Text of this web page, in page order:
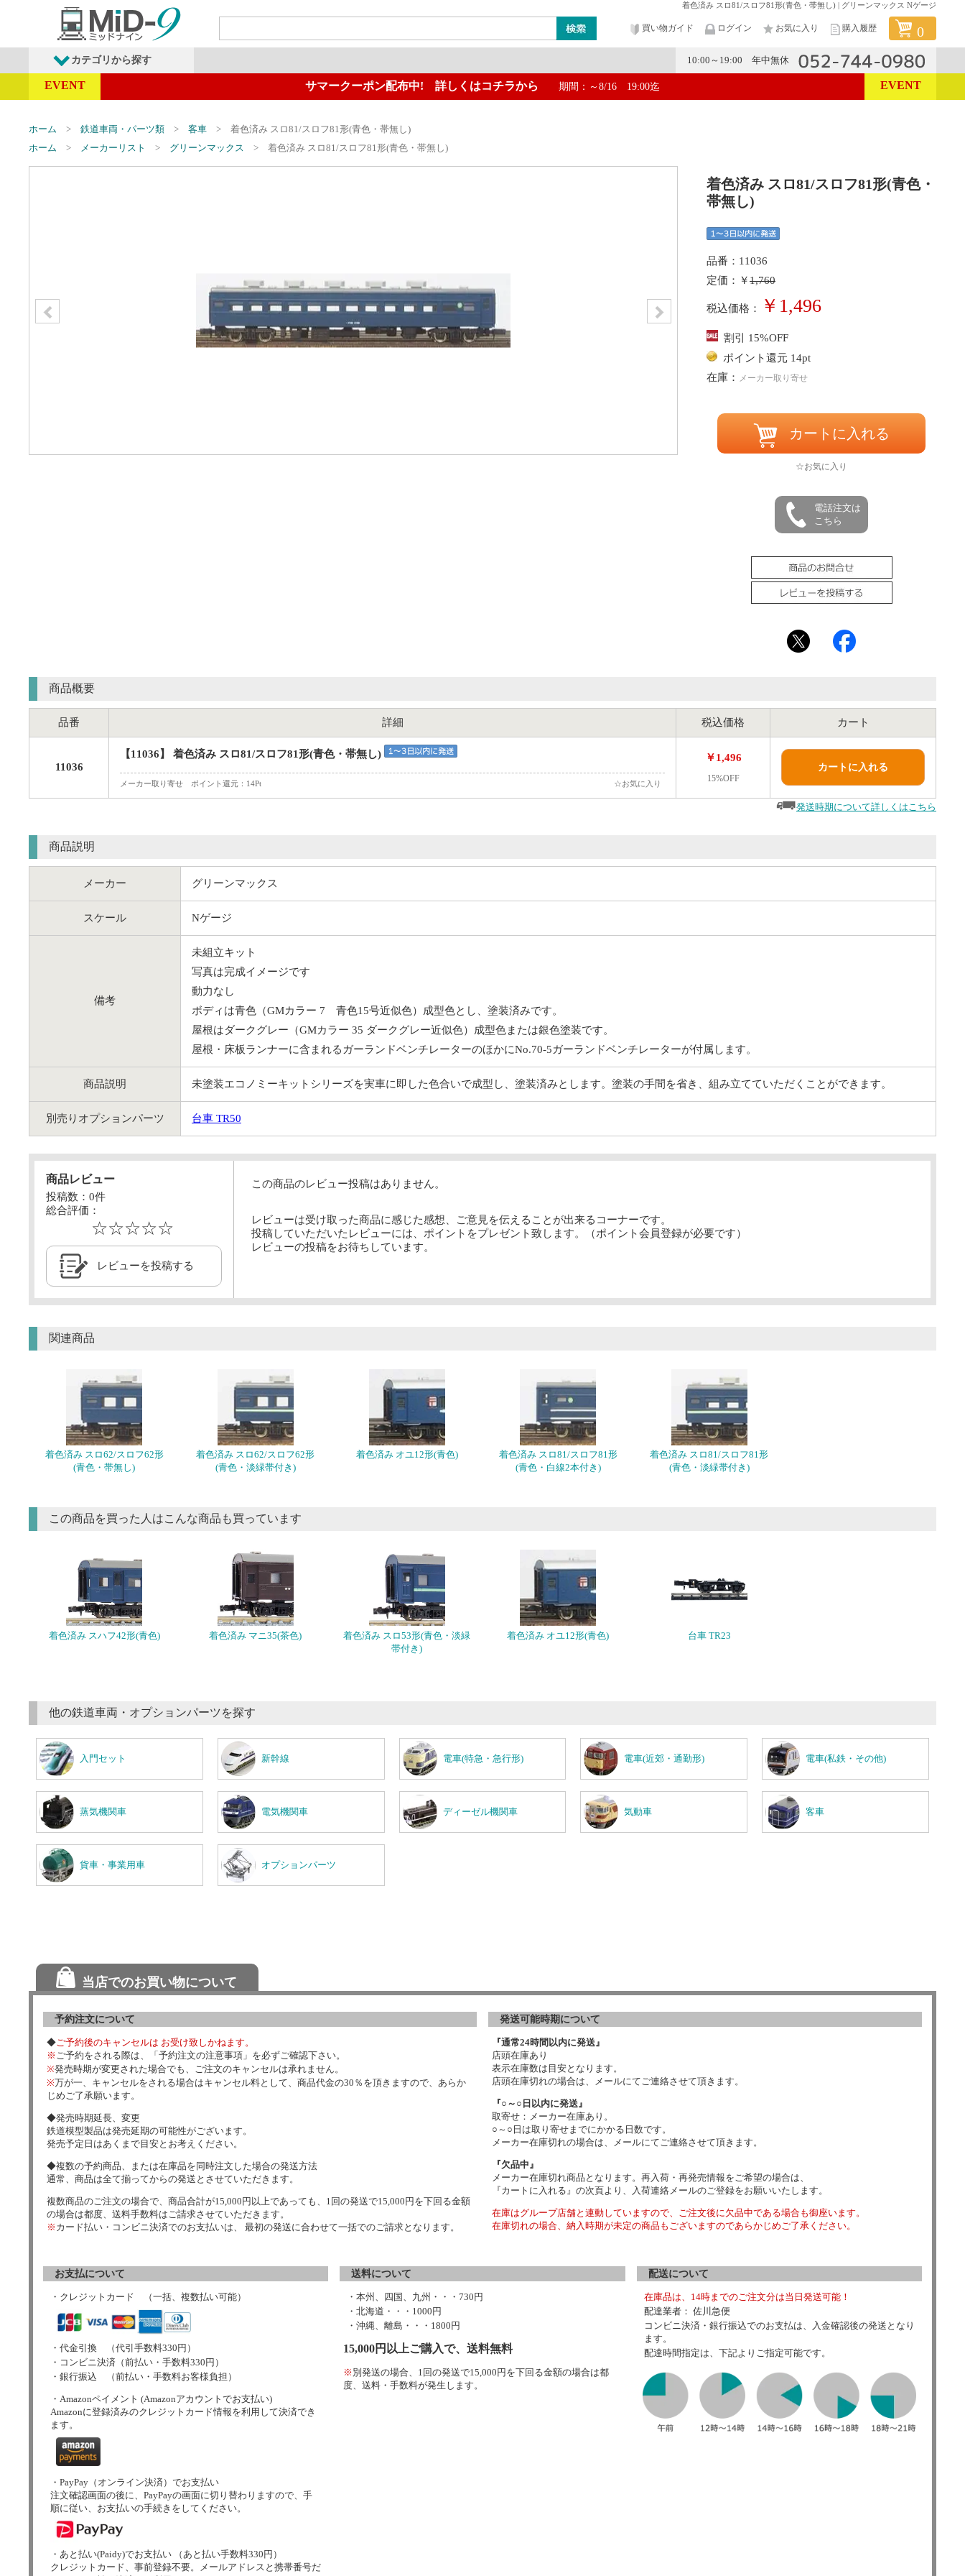
着色済み スロ81/スロフ81形(青色・帯無し) | グリーンマックス Nゲージ
買い物ガイド ログイン お気に入り 購入履歴 0
カテゴリから探す 10:00～19:00 年中無休
発売予定商品 鉄道車両・オプション レイアウト・ジオラマ類 工具・塗料・その他 メーカー
EVENT サマークーポン配布中! 詳しくはコチラから 期間：～8/16 19:00迄 EVENT
ホーム 鉄道車両・パーツ類 客車
着色済み スロ81/スロフ81形(青色・帯無し)
ホーム
メーカーリスト グリーンマックス 着色済み スロ81/スロフ81形(青色・帯無し)
着色済み スロ81/スロフ81形(青色・
帯無し)
品番：11036
定価：￥1,760
税込価格： ￥1,496
割引 15%OFF
ポイント還元 14pt
在庫： メーカー取り寄せ
カートに入れる
☆お気に入り
電話注文は
こちら
商品概要
品番 詳細 税込価格 カート
11036
【11036】 着色済み スロ81/スロフ81形(青色・帯無し)
メーカー取り寄せ ポイント還元：14Pt ☆お気に入り
￥1,496
15%OFF
カートに入れる
発送時期について詳しくはこちら
商品説明
メーカー グリーンマックス
スケール Nゲージ
備考
未組立キット
写真は完成イメージです
動力なし
ボディは青色（GMカラー 7 青色15号近似色）成型色とし、塗装済みです。
屋根はダークグレー（GMカラー 35 ダークグレー近似色）成型色または銀色塗装です。
屋根・床板ランナーに含まれるガーランドベンチレーターのほかにNo.70-5ガーランドベンチレーターが付属します。
商品説明 未塗装エコノミーキットシリーズを実車に即した色合いで成型し、塗装済みとします。塗装の手間を省き、組み立てていただくことができます。
別売りオプションパーツ 台車 TR50
商品レビュー
投稿数： 0件
総合評価：
☆☆☆☆☆
レビューを投稿する
この商品のレビュー投稿はありません。
レビューは受け取った商品に感じた感想、ご意見を伝えることが出来るコーナーです。
投稿していただいたレビューには、ポイントをプレゼント致します。（ポイント会員登録が必要です）
レビューの投稿をお待ちしています。
関連商品
着色済み スロ62/スロフ62形
(青色・帯無し)
着色済み スロ62/スロフ62形
(青色・淡緑帯付き)
着色済み オユ12形(青色)
着色済み スロ81/スロフ81形
(青色・白線2本付き)
着色済み スロ81/スロフ81形
(青色・淡緑帯付き)
この商品を買った人はこんな商品も買っています
着色済み スハフ42形(青色) 着色済み マニ35(茶色)
着色済み スロ53形(青色・淡緑
帯付き)
着色済み オユ12形(青色) 台車 TR23
他の鉄道車両・オプションパーツを探す
入門セット 新幹線 電車(特急・急行形) 電車(近郊・通勤形) 電車(私鉄・その他)
蒸気機関車 電気機関車 ディーゼル機関車 気動車 客車
貨車・事業用車 オプションパーツ
当店でのお買い物について
予約注文について
◆ご予約後のキャンセルは お受け致しかねます。
※ ご予約をされる際は、「予約注文の注意事項」を必ずご確認下さい。
※発売時期が変更された場合でも、ご注文のキャンセルは承れません。
※万が一、キャンセルをされる場合はキャンセル料として、商品代金の30％を頂きますので、あらか
じめご了承願います。
◆発売時期延長、変更
鉄道模型製品は発売延期の可能性がございます。
発売予定日はあくまで目安とお考えください。
◆複数の予約商品、または在庫品を同時注文した場合の発送方法
通常、商品は全て揃ってからの発送とさせていただきます。
複数商品のご注文の場合で、商品合計が15,000円以上であっても、1回の発送で15,000円を下回る金額
の場合は都度、送料手数料はご請求させていただきます。
※ カード払い・コンビニ決済でのお支払いは、 最初の発送に合わせて一括でのご請求となります。
発送可能時期について
『通常24時間以内に発送』
店頭在庫あり
表示在庫数は目安となります。
店頭在庫切れの場合は、メールにてご連絡させて頂きます。
『○～○日以内に発送』
取寄せ：メーカー在庫あり。
○～○日は取り寄せまでにかかる日数です。
メーカー在庫切れの場合は、メールにてご連絡させて頂きます。
『欠品中』
メーカー在庫切れ商品となります。再入荷・再発売情報をご希望の場合は、
『カートに入れる』の次頁より、入荷連絡メールのご登録をお願いいたします。
在庫はグループ店舗と連動していますので、ご注文後に欠品中である場合も御座います。
在庫切れの場合、納入時期が未定の商品もございますのであらかじめご了承ください。
お支払について
・クレジットカード （一括、複数払い可能）
・代金引換 （代引手数料330円）
・コンビニ決済（前払い・手数料330円）
・銀行振込 （前払い・手数料お客様負担）
・Amazonペイメント (Amazonアカウントでお支払い)
Amazonに登録済みのクレジットカード情報を利用して決済でき
ます。
・PayPay（オンライン決済）でお支払い
注文確認画面の後に、PayPayの画面に切り替わりますので、手
順に従い、お支払いの手続きをしてください。
・あと払い(Paidy)でお支払い （あと払い手数料330円）
クレジットカード、事前登録不要。メールアドレスと携帯番号だ
送料について
・本州、四国、九州・・・730円
・北海道・・・1000円
・沖縄、離島・・・1800円
15,000円以上ご購入で、送料無料
※ 別発送の場合、1回の発送で15,000円を下回る金額の場合は都
度、送料・手数料が発生します。
配送について
在庫品は、14時までのご注文分は当日発送可能！
配達業者： 佐川急便
コンビニ決済・銀行振込でのお支払は、入金確認後の発送となり
ます。
配達時間指定は、下記よりご指定可能です。